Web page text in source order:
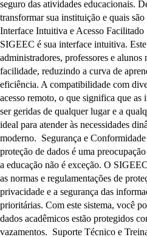
seguro das atividades educacionais.
transformar sua instituição e quais
Interface Intuitiva e Acesso
SIGEEC é sua interface intuitiva.
administradores, professores e alunos
facilidade, reduzindo a curva de
eficiência. A compatibilidade com
acesso remoto, o que significa que as
ser geridas de qualquer lugar e a
ideal para atender às necessidades
moderno. Segurança e
proteção de dados é uma
a educação não é exceção. O
as normas e regulamentações de
privacidade e a segurança das
prioritárias. Com este sistema, você
dados acadêmicos estão protegidos
vazamentos. Suporte Técnico e